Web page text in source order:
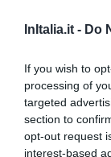
InItalia.it - Do
If you wish to
processing of
targeted
section to
opt-out request
interest-based
Azienda
paesaggio
B & B A
"Il B & B A
breve
B & B Al